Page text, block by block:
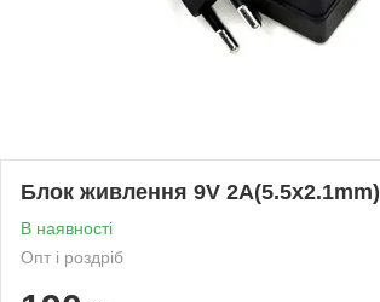
Блок живлення 9V 2A(5.5x2.1mm)
В наявності
Опт і роздріб